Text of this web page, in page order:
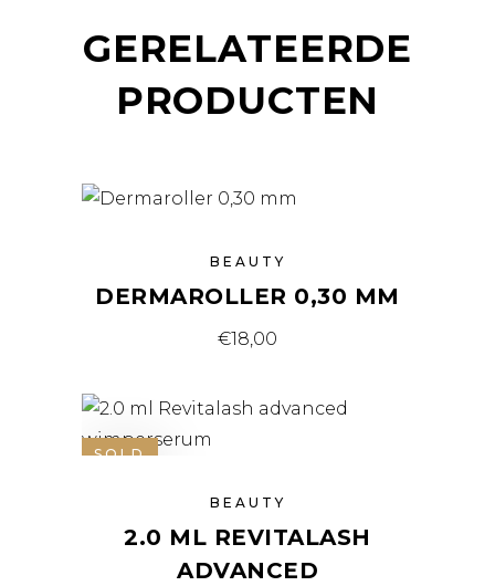
GERELATEERDE
PRODUCTEN
BEAUTY
DERMAROLLER 0,30 MM
€18,00
SOLD
BEAUTY
2.0 ML REVITALASH
ADVANCED